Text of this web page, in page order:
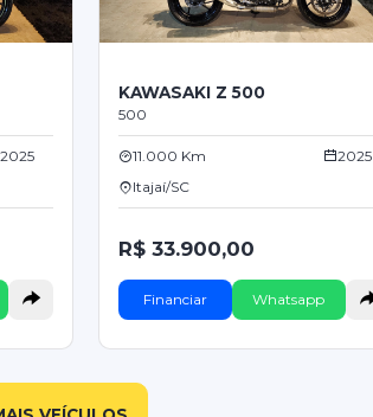
2025
KAWASAKI Z 500
500
11.000 Km
2025
Itajaí/SC
R$ 33.900,00
Financiar Whatsapp